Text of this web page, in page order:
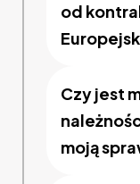
od
Czy jest
moją